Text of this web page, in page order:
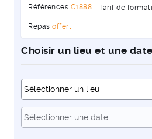
Références C1888 Tarif de
Repas offert
Choisir un lieu et une
Sélectionner une date